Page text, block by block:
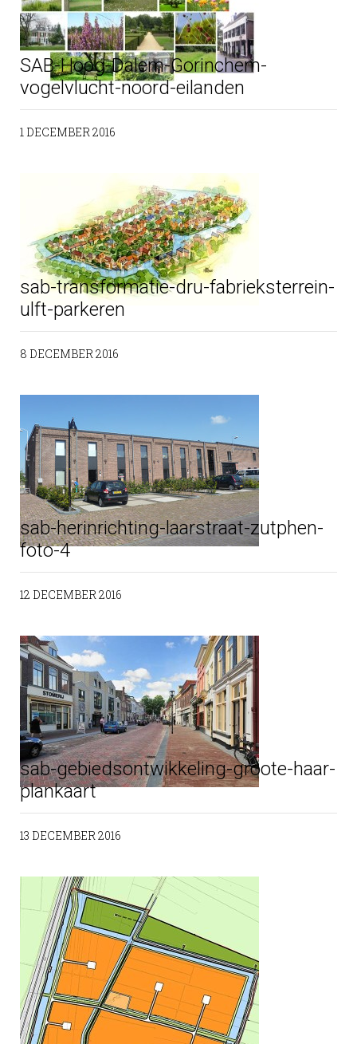
SAB-Hoog-Dalem-Gorinchem-
vogelvlucht-noord-eilanden
1 DECEMBER 2016
sab-transformatie-dru-fabrieksterrein-
ulft-parkeren
8 DECEMBER 2016
sab-herinrichting-laarstraat-zutphen-
foto-4
12 DECEMBER 2016
sab-gebiedsontwikkeling-groote-haar-
plankaart
13 DECEMBER 2016